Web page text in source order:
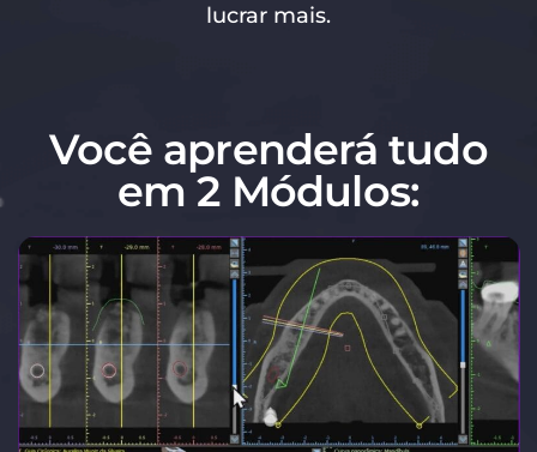
lucrar mais.
Você aprenderá tudo
em 2 Módulos: